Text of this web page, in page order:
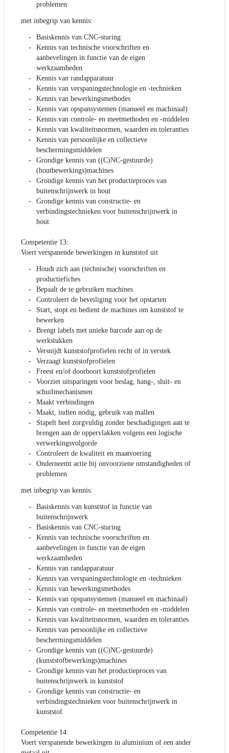
problemen
met inbegrip van kennis:
Basiskennis van CNC-sturing
Kennis van technische voorschriften en
aanbevelingen in functie van de eigen
werkzaamheden
Kennis van randapparatuur
Kennis van verspaningstechnologie en -technieken
Kennis van bewerkingsmethodes
Kennis van opspansystemen (manueel en machinaal)
Kennis van controle- en meetmethoden en -middelen
Kennis van kwaliteitsnormen, waarden en toleranties
Kennis van persoonlijke en collectieve
beschermingsmiddelen
Grondige kennis van ((C)NC-gestuurde)
(houtbewerkings)machines
Grondige kennis van het productieproces van
buitenschrijnwerk in hout
Grondige kennis van constructie- en
verbindingstechnieken voor buitenschrijnwerk in
hout
Competentie 13:
Voert verspanende bewerkingen in kunststof uit
Houdt zich aan (technische) voorschriften en
productiefiches
Bepaalt de te gebruiken machines
Controleert de beveiliging voor het opstarten
Start, stopt en bedient de machines om kunststof te
bewerken
Brengt labels met unieke barcode aan op de
werkstukken
Versnijdt kunststofprofielen recht of in verstek
Verzaagt kunststofprofielen
Freest en/of doorboort kunststofprofielen
Voorziet uitsparingen voor beslag, hang-, sluit- en
schuifmechanismen
Maakt verbindingen
Maakt, indien nodig, gebruik van mallen
Stapelt heel zorgvuldig zonder beschadigingen aan te
brengen aan de oppervlakken volgens een logische
verwerkingsvolgorde
Controleert de kwaliteit en maatvoering
Onderneemt actie bij onvoorziene omstandigheden of
problemen
met inbegrip van kennis:
Basiskennis van kunststof in functie van
buitenschrijnwerk
Basiskennis van CNC-sturing
Kennis van technische voorschriften en
aanbevelingen in functie van de eigen
werkzaamheden
Kennis van randapparatuur
Kennis van verspaningstechnologie en -technieken
Kennis van bewerkingsmethodes
Kennis van opspansystemen (manueel en machinaal)
Kennis van controle- en meetmethoden en -middelen
Kennis van kwaliteitsnormen, waarden en toleranties
Kennis van persoonlijke en collectieve
beschermingsmiddelen
Grondige kennis van ((C)NC-gestuurde)
(kunststofbewerkings)machines
Grondige kennis van het productieproces van
buitenschrijnwerk in kunststof
Grondige kennis van constructie- en
verbindingstechnieken voor buitenschrijnwerk in
kunststof
Competentie 14:
Voert verspanende bewerkingen in aluminium of een ander